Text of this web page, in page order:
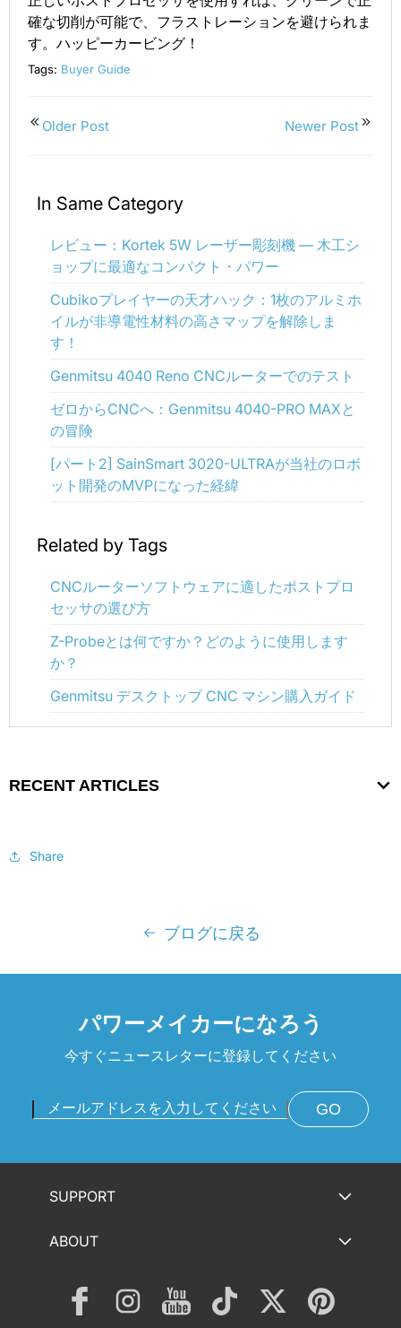
確な切削が可能で、フラストレーションを避けられま
す。ハッピーカービング！
Tags: Buyer Guide
Older Post Newer Post
In Same Category
レビュー：Kortek 5W レーザー彫刻機 — 木工シ
ョップに最適なコンパクト・パワー
Cubikoプレイヤーの天才ハック：1枚のアルミホ
イルが非導電性材料の高さマップを解除しま
す！
Genmitsu 4040 Reno CNCルーターでのテスト
ゼロからCNCへ：Genmitsu 4040-PRO MAXと
の冒険
[パート2] SainSmart 3020-ULTRAが当社のロボ
ット開発のMVPになった経緯
Related by Tags
CNCルーターソフトウェアに適したポストプロ
セッサの選び方
Z-Probeとは何ですか？どのように使用します
か？
Genmitsu デスクトップ CNC マシン購入ガイド
RECENT ARTICLES
Share
ブログに戻る
パワーメイカーになろう
今すぐニュースレターに登録してください
GO
SUPPORT
ABOUT
FacebookInstagramYouTube TikTok Twitter Pinterest